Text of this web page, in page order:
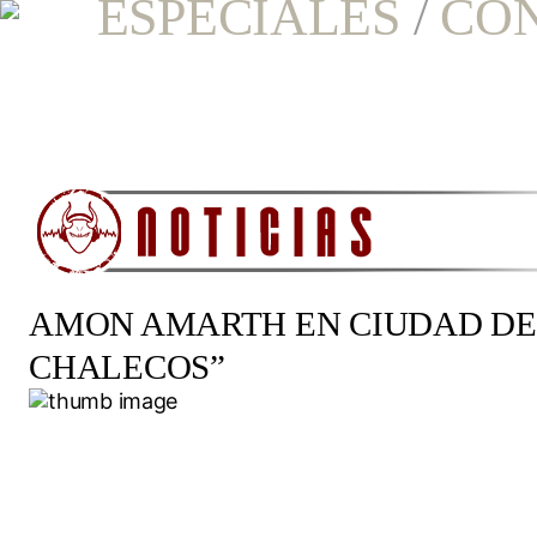
ESPECIALES /
AMON AMARTH EN CIUDAD
CHALECOS”